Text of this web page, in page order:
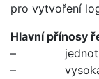
pro vytvoření
Hlavní přínosy
– jednotná
– vysoká